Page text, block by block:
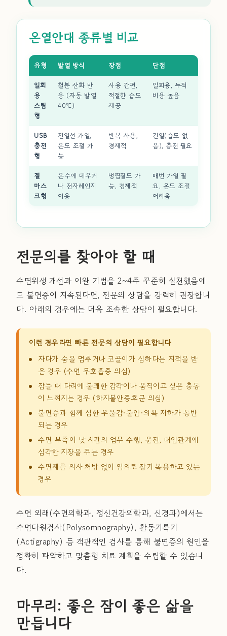
온열안대 종류별 비교
유형 발열 방식 장점 단점
일회
용
스팀
형
철분 산화 반
응 (자동 발열
40℃)
사용 간편,
적절한 습도
제공
일회용, 누적
비용 높음
USB
충전
형
전열선 가열,
온도 조절 가
능
반복 사용,
경제적
건열(습도 없
음), 충전 필요
겔
마스
크형
온수에 데우거
나 전자레인지
이용
냉찜질도 가
능, 경제적
매번 가열 필
요, 온도 조절
어려움
전문의를 찾아야 할 때
수면위생 개선과 이완 기법을 2~4주 꾸준히 실천했음에
도 불면증이 지속된다면, 전문의 상담을 강력히 권장합니
다. 아래의 경우에는 더욱 조속한 상담이 필요합니다.
이런 경우라면 빠른 전문의 상담이 필요합니다
자다가 숨을 멈추거나 코골이가 심하다는 지적을 받
은 경우 (수면 무호흡증 의심)
잠들 때 다리에 불쾌한 감각이나 움직이고 싶은 충동
이 느껴지는 경우 (하지불안증후군 의심)
불면증과 함께 심한 우울감·불안·의욕 저하가 동반
되는 경우
수면 부족이 낮 시간의 업무 수행, 운전, 대인관계에
심각한 지장을 주는 경우
수면제를 의사 처방 없이 임의로 장기 복용하고 있는
경우
수면 외래(수면의학과, 정신건강의학과, 신경과)에서는
수면다원검사(Polysomnography), 활동기록기
(Actigraphy) 등 객관적인 검사를 통해 불면증의 원인을
정확히 파악하고 맞춤형 치료 계획을 수립할 수 있습니
다.
마무리: 좋은 잠이 좋은 삶을
만듭니다